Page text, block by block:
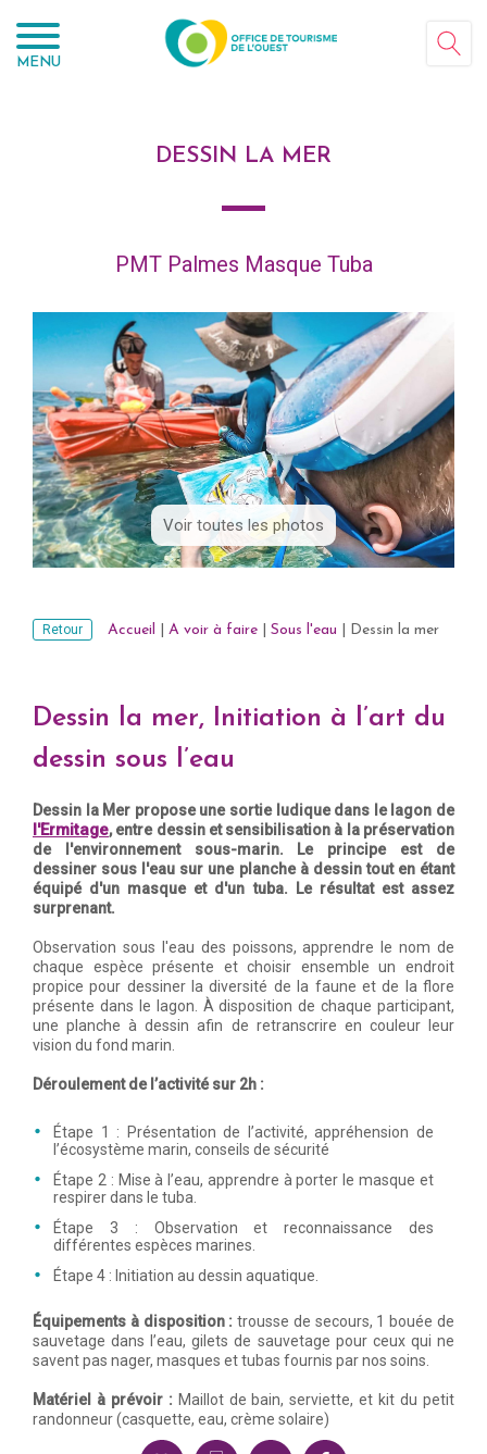
MENU
DESSIN LA MER
PMT Palmes Masque Tuba
Voir toutes les photos
Retour Accueil A voir à faire Sous l'eau Dessin la mer
Dessin la mer, Initiation à l’art du
dessin sous l’eau
Dessin la Mer propose une sortie ludique dans le lagon de
l'Ermitage, entre dessin et sensibilisation à la préservation
de l'environnement sous-marin. Le principe est de
dessiner sous l'eau sur une planche à dessin tout en étant
équipé d'un masque et d'un tuba. Le résultat est assez
surprenant.
Observation sous l'eau des poissons, apprendre le nom de
chaque espèce présente et choisir ensemble un endroit
propice pour dessiner la diversité de la faune et de la flore
présente dans le lagon. À disposition de chaque participant,
une planche à dessin afin de retranscrire en couleur leur
vision du fond marin.
Déroulement de l’activité sur 2h :
Étape 1 : Présentation de l’activité, appréhension de
l’écosystème marin, conseils de sécurité
Étape 2 : Mise à l’eau, apprendre à porter le masque et
respirer dans le tuba.
Étape 3 : Observation et reconnaissance des
différentes espèces marines.
Étape 4 : Initiation au dessin aquatique.
Équipements à disposition : trousse de secours, 1 bouée de
sauvetage dans l’eau, gilets de sauvetage pour ceux qui ne
savent pas nager, masques et tubas fournis par nos soins.
Matériel à prévoir : Maillot de bain, serviette, et kit du petit
randonneur (casquette, eau, crème solaire)